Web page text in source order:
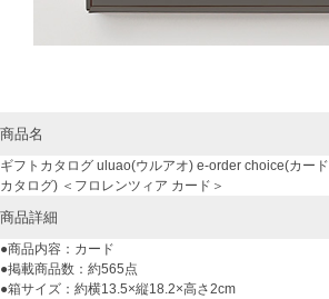
商品名
ギフトカタログ uluao(ウルアオ) e-order choice(カード
カタログ) ＜フロレンツィア カード＞
商品詳細
●商品内容：カード
●掲載商品数：約565点
●箱サイズ：約横13.5×縦18.2×高さ2cm